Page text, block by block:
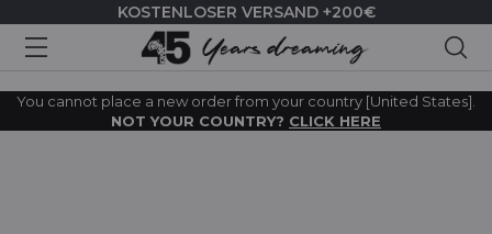
KOSTENLOSER VERSAND +200€
You cannot place a new order from your country [United States].
NOT YOUR COUNTRY? CLICK HERE